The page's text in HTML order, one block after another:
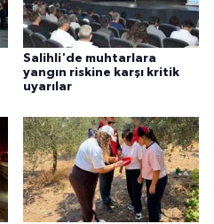
Salihli'de muhtarlara
yangın riskine karşı kritik
uyarılar